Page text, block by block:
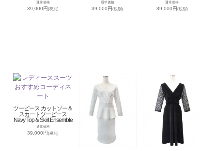
通常価格
39,000円(税別)
通常価格
39,000円(税別)
通常価格
39,000円(税別)
ツーピース カットソー＆
スカートツーピース
Navy Top & Skirt Ensemble
通常価格
39,000円(税別)